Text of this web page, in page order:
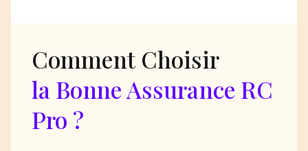
Comment Choisir
la Bonne Assurance RC
Pro ?